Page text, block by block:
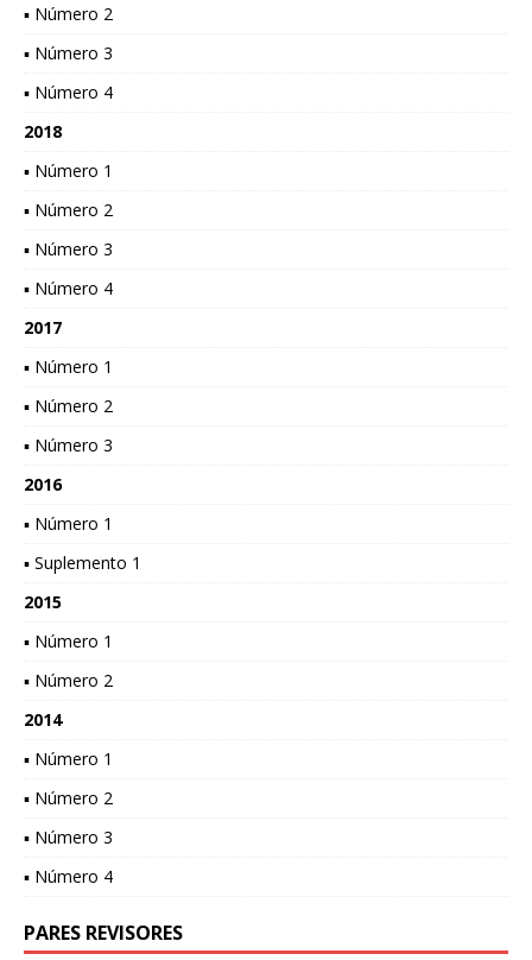
▪ Número 2
▪ Número 3
▪ Número 4
2018
▪ Número 1
▪ Número 2
▪ Número 3
▪ Número 4
2017
▪ Número 1
▪ Número 2
▪ Número 3
2016
▪ Número 1
▪ Suplemento 1
2015
▪ Número 1
▪ Número 2
2014
▪ Número 1
▪ Número 2
▪ Número 3
▪ Número 4
PARES REVISORES